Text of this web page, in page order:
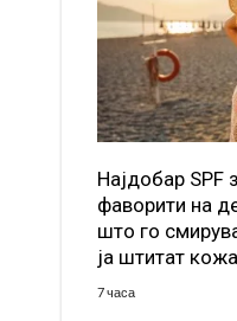
Најдобар SPF
фаворити на
што го
ја штитат
7 часа